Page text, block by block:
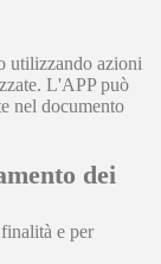
utilizzando azioni
L'APP può
nel documento
dei
e per